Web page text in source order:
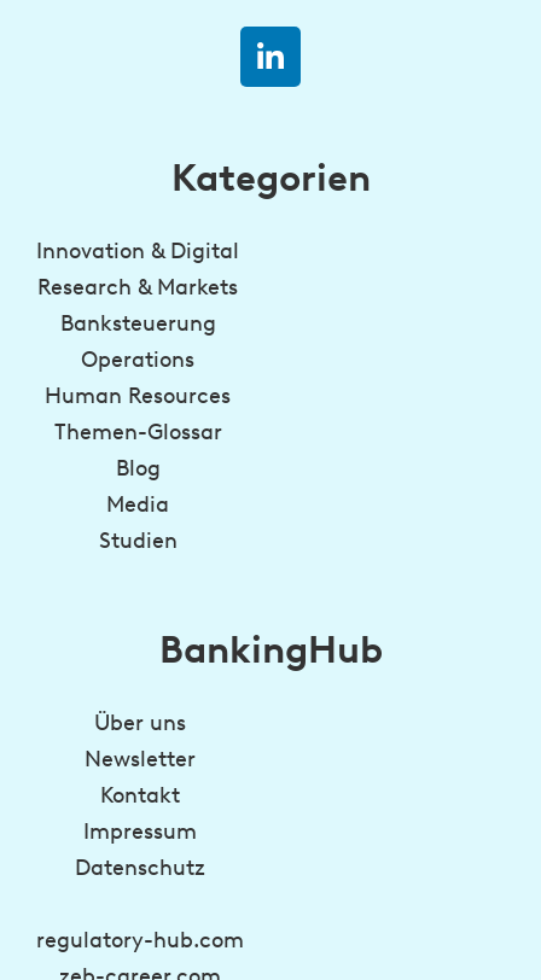
Kategorien
Innovation & Digital
Research & Markets
Banksteuerung
Operations
Human Resources
Themen-Glossar
Blog
Media
Studien
BankingHub
Über uns
Newsletter
Kontakt
Impressum
Datenschutz
regulatory-hub.com